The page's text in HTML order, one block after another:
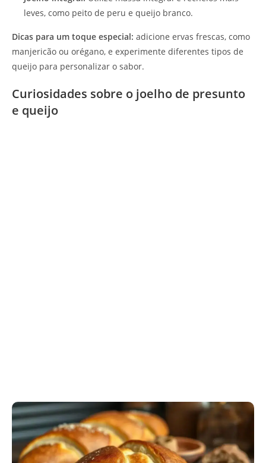
leves, como peito de peru e queijo branco.
Dicas para um toque especial: adicione ervas frescas, como
manjericão ou orégano, e experimente diferentes tipos de
queijo para personalizar o sabor.
Curiosidades sobre o joelho de presunto
e queijo